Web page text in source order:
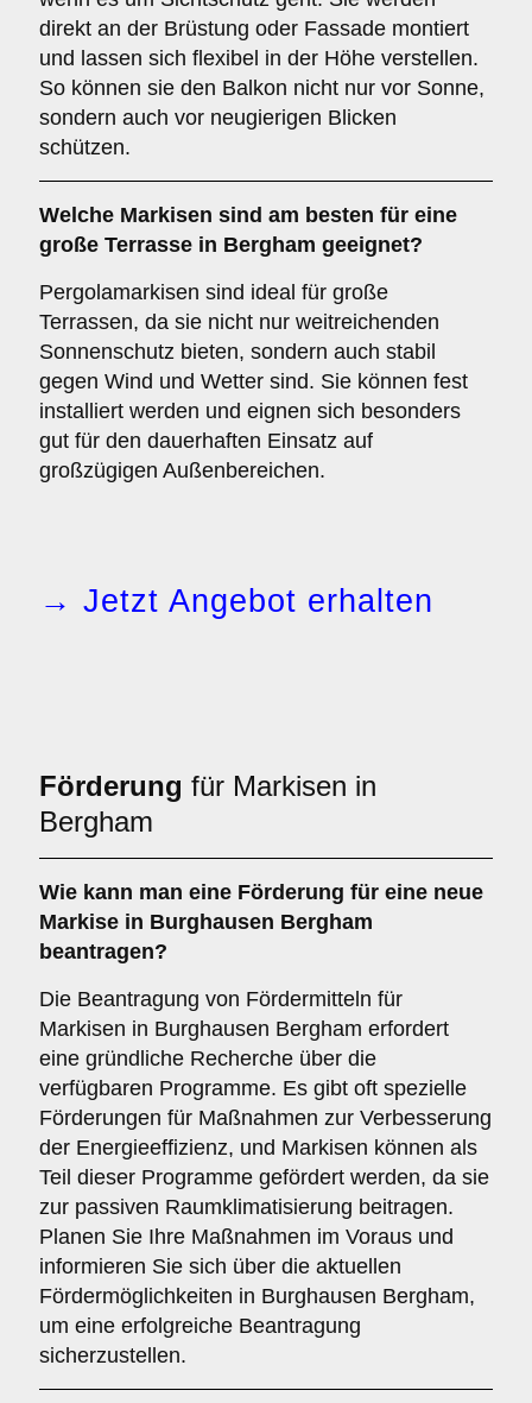
direkt an der Brüstung oder Fassade montiert
und lassen sich flexibel in der Höhe verstellen.
So können sie den Balkon nicht nur vor Sonne,
sondern auch vor neugierigen Blicken
schützen.
Welche Markisen sind am besten für eine
große Terrasse in Bergham geeignet?
Pergolamarkisen sind ideal für große
Terrassen, da sie nicht nur weitreichenden
Sonnenschutz bieten, sondern auch stabil
gegen Wind und Wetter sind. Sie können fest
installiert werden und eignen sich besonders
gut für den dauerhaften Einsatz auf
großzügigen Außenbereichen.
→ Jetzt Angebot erhalten
Förderung für Markisen in
Bergham
Wie kann man eine Förderung für eine neue
Markise in Burghausen Bergham
beantragen?
Die Beantragung von Fördermitteln für
Markisen in Burghausen Bergham erfordert
eine gründliche Recherche über die
verfügbaren Programme. Es gibt oft spezielle
Förderungen für Maßnahmen zur Verbesserung
der Energieeffizienz, und Markisen können als
Teil dieser Programme gefördert werden, da sie
zur passiven Raumklimatisierung beitragen.
Planen Sie Ihre Maßnahmen im Voraus und
informieren Sie sich über die aktuellen
Fördermöglichkeiten in Burghausen Bergham,
um eine erfolgreiche Beantragung
sicherzustellen.